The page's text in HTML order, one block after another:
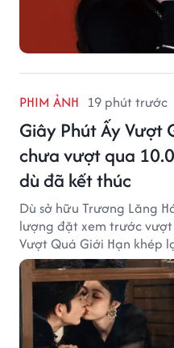
PHIM ẢNH 19 phút trước
Giây Phút Ấy Vượt
chưa vượt qua
dù đã kết thúc
Dù sở hữu Trương Lăng
lượng đặt xem trước vượt
Vượt Quá Giới Hạn khép
ngưỡng "bạo khoản"